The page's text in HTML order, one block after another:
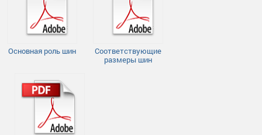
Основная роль шин
Соответствующие
размеры шин